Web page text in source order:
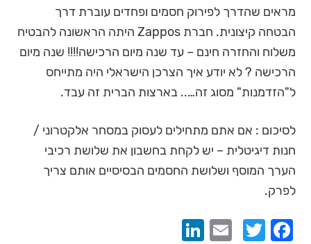
מראים שהדרך לפירוק חסמים ופחדים עוברת דרך
הבטחה קיצונית. חברת Zappos היתה הראשונה להבטיח
משלוח והחזרה חינם – עד שנה מיום הרכישה!!!! שנה מיום
הרכישה ? לא יודע איך הצרכן הישראלי היה מתייחס
ל"הזדמנות" מסוג זה….. בארצות הברית זה עבד.
לסיכום : אם אתם מתחילים לעסוק במסחר אלקטרוני /
חנות דיגיטלית – יש לקחת בחשבון את שלושת רכיבי
הערך המוסף ושלושת החסמים הבסיסיים אותם צריך
לפרק.
Facebook
Twitter
Email